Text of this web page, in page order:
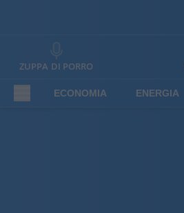
ZUPPA DI PORRO
ECONOMIA ENERGIA